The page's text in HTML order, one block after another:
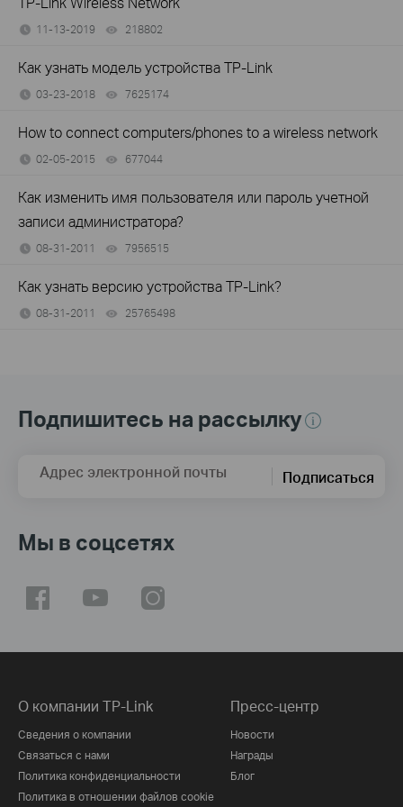
11-13-2019 218802
Как узнать модель устройства TP-Link
03-23-2018 7625174
How to connect computers/phones to a wireless network
02-05-2015 677044
Как изменить имя пользователя или пароль учетной
записи администратора?
08-31-2011 7956515
Как узнать версию устройства TP-Link?
08-31-2011 25765498
Подпишитесь на рассылку
Адрес электронной почты Подписаться
Мы в соцсетях
О компании TP-Link
Сведения о компании
Связаться с нами
Политика конфиденциальности
Политика в отношении файлов cookie
Пресс-центр
Новости
Награды
Блог